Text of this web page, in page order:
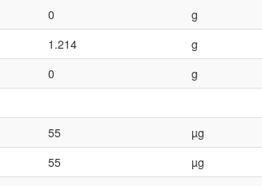
0 g
1.214 g
0 g
55 µg
55 µg